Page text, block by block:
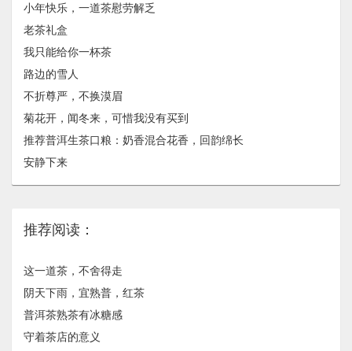
小年快乐，一道茶慰劳解乏
老茶礼盒
我只能给你一杯茶
路边的雪人
不折尊严，不换漠眉
菊花开，闻冬来，可惜我没有买到
推荐普洱生茶口粮：奶香混合花香，回韵绵长
安静下来
推荐阅读：
这一道茶，不舍得走
阴天下雨，宜熟普，红茶
普洱茶熟茶有冰糖感
守着茶店的意义